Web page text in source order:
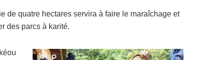
de quatre hectares servira à faire le maraîchage et
des parcs à karité.